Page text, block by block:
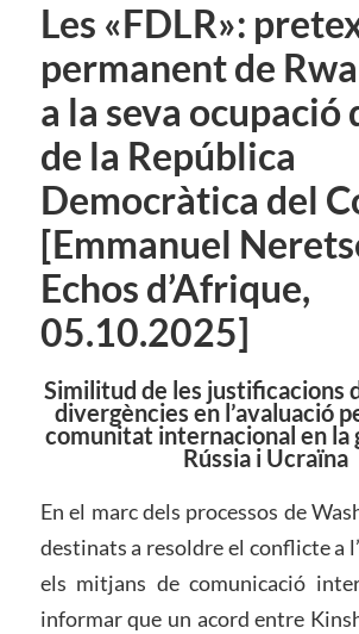
Les «FDLR»:
permanent de
a la seva ocupació
de la República
Democràtica del
[Emmanuel
Echos d’Afrique,
05.10.2025]
Similitud de les justificacions
divergències en l’avaluació
comunitat internacional en la
Rússia i Ucraïna
En el marc dels processos de
destinats a resoldre el conflicte a
els mitjans de comunicació
informar que un acord entre